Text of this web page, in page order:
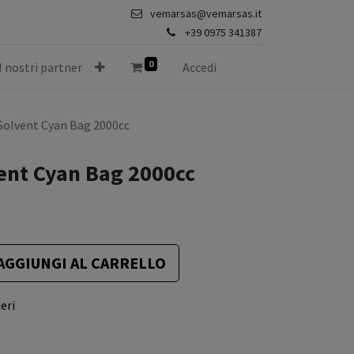
vemarsas@vemarsas.it
+39 0975 341387
I nostri partner 0 Accedi
Cyan Bag 2000cc
Cyan Bag 2000cc
AL CARRELLO